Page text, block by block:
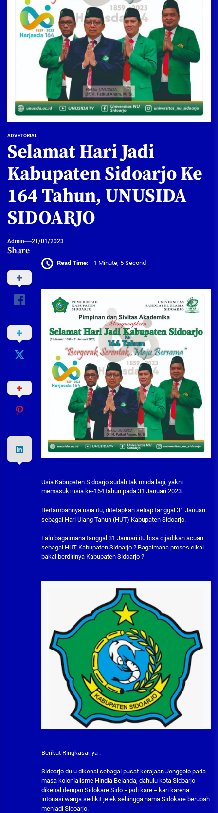
ADVETORIAL
Selamat Hari Jadi
Kabupaten Sidoarjo Ke
164 Tahun, UNUSIDA
SIDOARJO
Admin 21/01/2023
Share
Read Time: 1 Minute, 5 Second
Usia Kabupaten Sidoarjo sudah tak muda lagi, yakni
memasuki usia ke-164 tahun pada 31 Januari 2023.
Bertambahnya usia itu, ditetapkan setiap tanggal 31 Januari
sebagai Hari Ulang Tahun (HUT) Kabupaten Sidoarjo.
Lalu bagaimana tanggal 31 Januari itu bisa dijadikan acuan
sebagai HUT Kabupaten Sidoarjo ? Bagaimana proses cikal
bakal berdirinya Kabupaten Sidoarjo ?.
Berikut Ringkasanya :
Sidoarjo dulu dikenal sebagai pusat kerajaan Jenggolo pada
masa kolonialisme Hindia Belanda, dahulu kota Sidoarjo
dikenal dengan Sidokare Sido = jadi kare = kari karena
intonasi warga sedikit jelek sehingga nama Sidokare berubah
menjadi Sidoarjo.